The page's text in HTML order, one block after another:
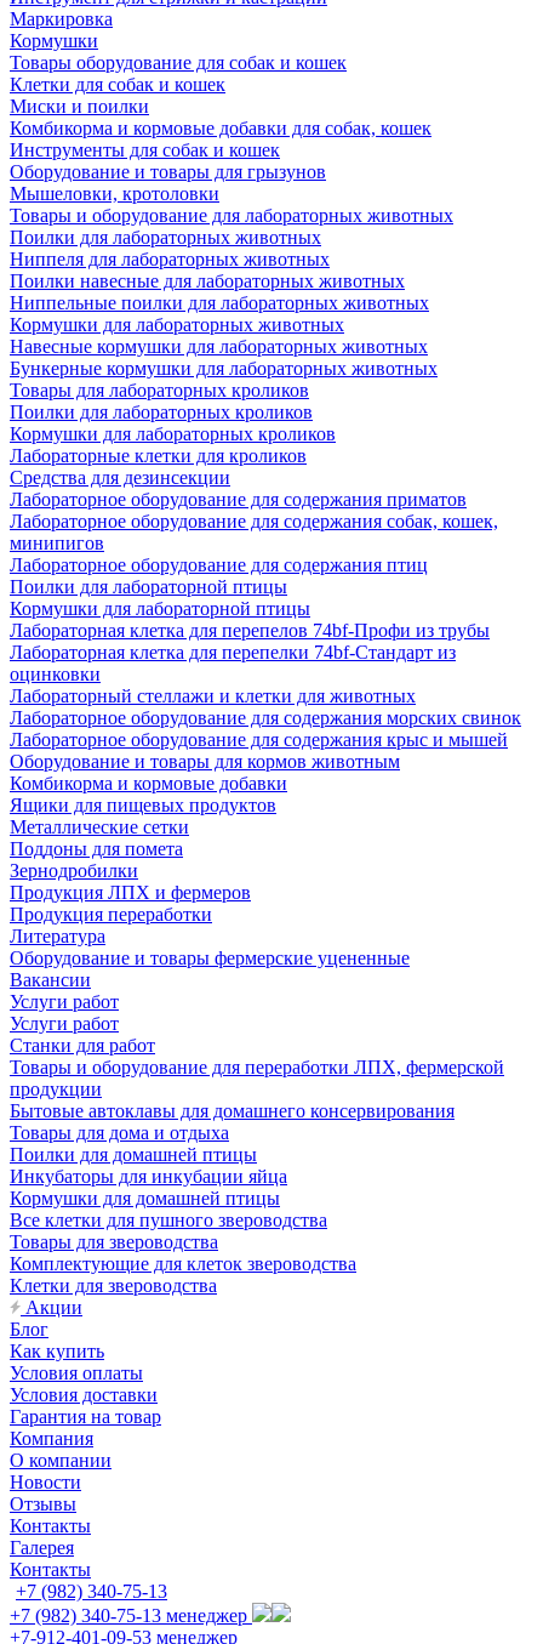
Маркировка
Кормушки
Товары оборудование для собак и кошек
Клетки для собак и кошек
Миски и поилки
Комбикорма и кормовые добавки для собак, кошек
Инструменты для собак и кошек
Оборудование и товары для грызунов
Мышеловки, кротоловки
Товары и оборудование для лабораторных животных
Поилки для лабораторных животных
Ниппеля для лабораторных животных
Поилки навесные для лабораторных животных
Ниппельные поилки для лабораторных животных
Кормушки для лабораторных животных
Навесные кормушки для лабораторных животных
Бункерные кормушки для лабораторных животных
Товары для лабораторных кроликов
Поилки для лабораторных кроликов
Кормушки для лабораторных кроликов
Лабораторные клетки для кроликов
Средства для дезинсекции
Лабораторное оборудование для содержания приматов
Лабораторное оборудование для содержания собак, кошек,
минипигов
Лабораторное оборудование для содержания птиц
Поилки для лабораторной птицы
Кормушки для лабораторной птицы
Лабораторная клетка для перепелов 74bf-Профи из трубы
Лабораторная клетка для перепелки 74bf-Стандарт из
оцинковки
Лабораторный стеллажи и клетки для животных
Лабораторное оборудование для содержания морских свинок
Лабораторное оборудование для содержания крыс и мышей
Оборудование и товары для кормов животным
Комбикорма и кормовые добавки
Ящики для пищевых продуктов
Металлические сетки
Поддоны для помета
Зернодробилки
Продукция ЛПХ и фермеров
Продукция переработки
Литература
Оборудование и товары фермерские уцененные
Вакансии
Услуги работ
Услуги работ
Станки для работ
Товары и оборудование для переработки ЛПХ, фермерской
продукции
Бытовые автоклавы для домашнего консервирования
Товары для дома и отдыха
Поилки для домашней птицы
Инкубаторы для инкубации яйца
Кормушки для домашней птицы
Все клетки для пушного звероводства
Товары для звероводства
Комплектующие для клеток звероводства
Клетки для звероводства
Акции
Блог
Как купить
Условия оплаты
Условия доставки
Гарантия на товар
Компания
О компании
Новости
Отзывы
Контакты
Галерея
Контакты
+7 (982) 340-75-13
+7 (982) 340-75-13 менеджер
+7-912-401-09-53 менеджер